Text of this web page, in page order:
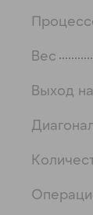
Вес
Выход